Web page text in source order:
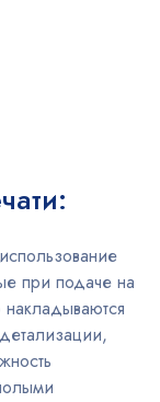
при подаче на